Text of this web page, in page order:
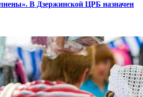
В Дзержинской ЦРБ назначен